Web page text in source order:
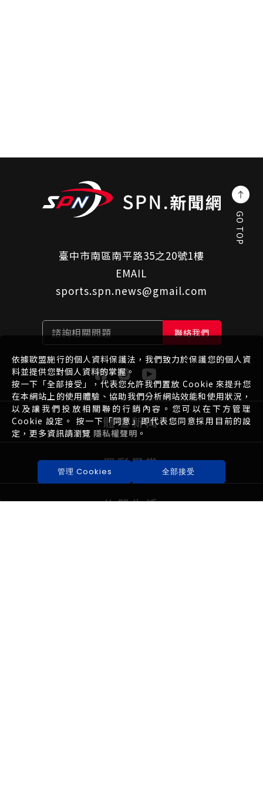
臺中市南區南平路35之20號1樓
EMAIL
sports.spn.news@gmail.com
諮詢相關問題 聯絡我們
體壇新聞
運彩學堂
休閒生活
GO TOP
依據歐盟施行的個人資料保護法，我們致力於保護您的個人資
料並提供您對個人資料的掌握。
按一下「全部接受」，代表您允許我們置放 Cookie 來提升您
在本網站上的使用體驗、協助我們分析網站效能和使用狀況，
以及讓我們投放相關聯的行銷內容。您可以在下方管理
Cookie 設定。 按一下「同意」即代表您同意採用目前的設
定，更多資訊請瀏覽 隱私權聲明 。
管理 Cookies 全部接受